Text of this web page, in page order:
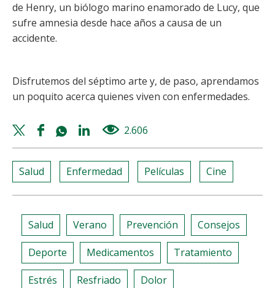
de Henry, un biólogo marino enamorado de Lucy, que
sufre amnesia desde hace años a causa de un
accidente.
Disfrutemos del séptimo arte y, de paso, aprendamos
un poquito acerca quienes viven con enfermedades.
Twitter
share
Facebook
share
Whatsapp
share
Linkedin
share
2.606
Salud Enfermedad Películas Cine
Salud Verano Prevención Consejos
Deporte Medicamentos Tratamiento
Estrés Resfriado Dolor